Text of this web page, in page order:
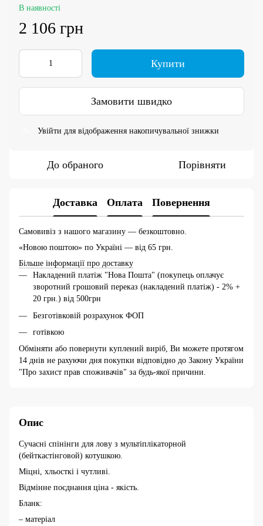
В наявності
2 106 грн
Купити
Замовити швидко
Увійти для відображення накопичувальної знижки
До обраного Порівняти
Доставка Оплата Повернення
Самовивіз з нашого магазину — безкоштовно.
«Новою поштою» по Україні — від 65 грн.
Більше інформації про доставку
Накладений платіж "Нова Пошта" (покупець оплачує
зворотний грошовий переказ (накладений платіж) - 2% +
20 грн.) від 500грн
Безготівковій розрахунок ФОП
готівкою
Обміняти або повернути куплений виріб, Ви можете протягом
14 днів не рахуючи дня покупки відповідно до Закону України
"Про захист прав споживачів" за будь-якої причини.
Опис
Сучасні спінінги для лову з мультіплікаторной
(бейткастінговой) котушкою.
Міцні, хльосткі і чутливі.
Відмінне поєднання ціна - якість.
Бланк:
– матеріал